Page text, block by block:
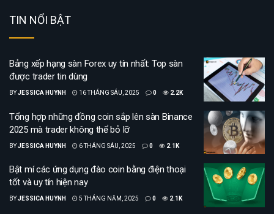
TIN NỔI BẬT
Bảng xếp hạng sàn Forex uy tín nhất: Top sàn
được trader tin dùng
BYJESSICA HUYNH 16 THÁNG SÁU, 2025 0 2.2K
Tổng hợp những đồng coin sắp lên sàn Binance
2025 mà trader không thể bỏ lỡ
BYJESSICA HUYNH 6 THÁNG SÁU, 2025 0 2.1K
Bật mí các ứng dụng đào coin bằng điện thoại
tốt và uy tín hiện nay
BYJESSICA HUYNH 5 THÁNG NĂM, 2025 0 2.1K